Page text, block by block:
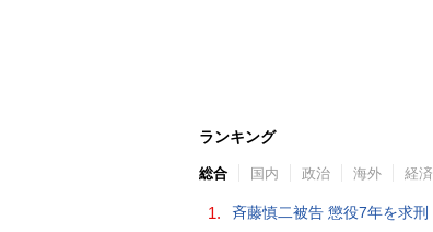
ランキング
総合 国内 政治 海外 経済
1. 斉藤慎二被告 懲役7年を求刑